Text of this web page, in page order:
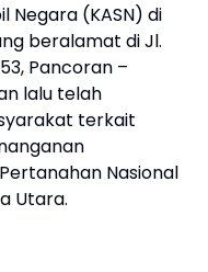
Negara (KASN) di
beralamat di Jl.
Pancoran –
lalu telah
terkait
Nasional
Utara.